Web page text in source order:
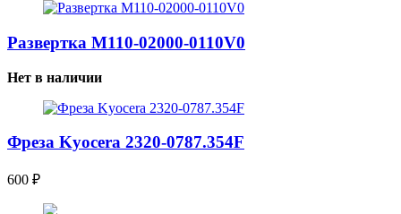
Развертка M110-02000-0110V0
Нет в наличии
Фреза Kyocera 2320-0787.354F
600 ₽